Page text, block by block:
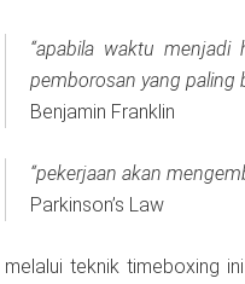
“apabila waktu
pemborosan yang paling
Benjamin Franklin
“pekerjaan akan
Parkinson’s Law
melalui teknik timeboxing